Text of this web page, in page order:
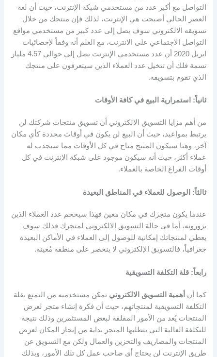
التواصل مع أكبر عدد من مستخدمي شبكة الإنترنت، حيث أن لغة
العصر الحالي أصبحت هي الإنترنت، لذلك فإن منتجك من خلال
تسويقه الالكتروني سوف يصل إلى عدد كبير من مستخدمي مواقع
التواصل الاجتماعي على الانترنت، مع العلم أنه وفقاً لإحصائيات
ابريل 2020 أن عدد مستخدمي الإنترنت يصل إلى حوالي 4.57 مليار
نسمة فلك أن تتخيل عدد العملاء الذين سيتعرفون على منتجك
الذي تقوم بتسويقه.
ثانياً: استمرارية البيع في كافة الأوقات
من أهم مزايا التسويق الالكتروني أن تسويق منتجات شركتك لن
يرتبط بمواعيد، حيث أن البيع لن يكون في أوقات محددة كأي مكان
آخر، وهنا سيكون المنتج متاح في كل الأوقات مما سيجذب له
عملاء أكثر، حيث أنه سيكون موجود على شبكة الإنترنت في كل
أوقات الفراغ الخاصة بالعملاء.
ثالثاً: الوصول للعملاء في المناطق البعيدة
عندما يكون متجرك في مكان معين فهذا سيحجم عدد العملاء الذين
يزورونه، أما في حالة التسويق الالكتروني لمتجرك فذلك سوف
يعطي لمنتجاتك إمكانية للوصول إلى العملاء في الأماكن البعيدة
جغرافياً، فالتسويق الإلكتروني لا ينحصر على منطقة مُعينة.
رابعاً: قلة التكلفة التسويقية
كما أن أهمية التسويق الالكتروني تمكن مستخدميه من التمتع بقلة
التكلفة التسويقية لمنتجاتهم، حيث أن فكرة إنشاء متجر لعرض
المنتجات يُعد من الأمور المقلقة لبعض المستثمرين وذلك نتيجة
للتكلفة العالية التي يتطلبها المتجر بداية من إيجار المكان لعرض
المنتجات والمصاريف والتخزين والعمال ولكن مع التسويق عن
طريق الإنترنت لن يحتاج أي صاحب عمل كل تلك الأمور، وبذلك